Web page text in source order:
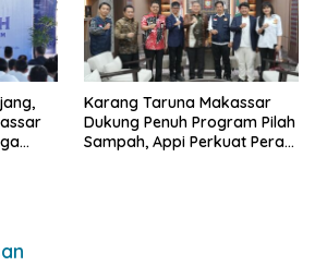
Karang Taruna Makassar
Dukung Penuh Program Pilah
Sampah, Appi Perkuat Peran